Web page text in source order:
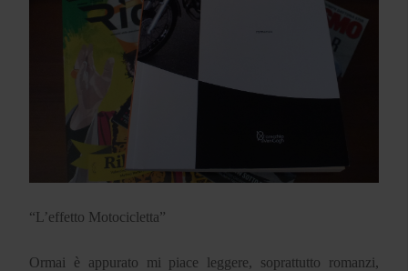
“L’effetto Motocicletta”
Ormai è appurato mi piace leggere, soprattutto romanzi,